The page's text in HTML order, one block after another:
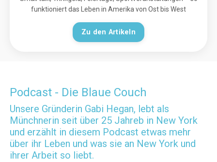
funktioniert das Leben in Amerika von Ost bis West
Zu den Artikeln
Podcast - Die Blaue Couch
Unsere Gründerin Gabi Hegan, lebt als
Münchnerin seit über 25 Jahreb in New York
und erzählt in diesem Podcast etwas mehr
über ihr Leben und was sie an New York und
ihrer Arbeit so liebt.